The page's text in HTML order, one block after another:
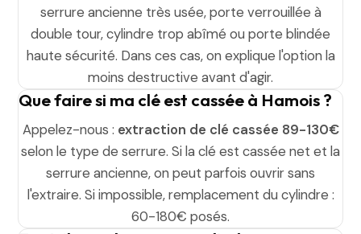
serrure ancienne très usée, porte verrouillée à
double tour, cylindre trop abîmé ou porte blindée
haute sécurité. Dans ces cas, on explique l'option la
moins destructive avant d'agir.
Que faire si ma clé est cassée à Hamois ?
Appelez-nous : extraction de clé cassée 89-130€
selon le type de serrure. Si la clé est cassée net et la
serrure ancienne, on peut parfois ouvrir sans
l'extraire. Si impossible, remplacement du cylindre :
60-180€ posés.